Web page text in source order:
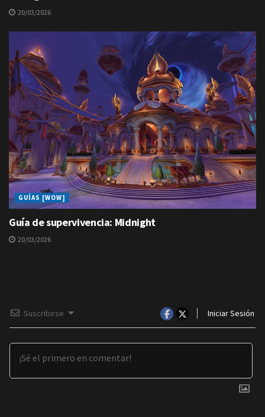
20/03/2026
GUÍAS [WOW]
Guía de supervivencia: Midnight
20/03/2026
Suscribirse Iniciar Sesión